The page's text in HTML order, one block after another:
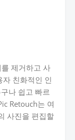
제거하고 사
친화적인 인
나 쉽고 빠르
Retouch는 여
사진을 편집할